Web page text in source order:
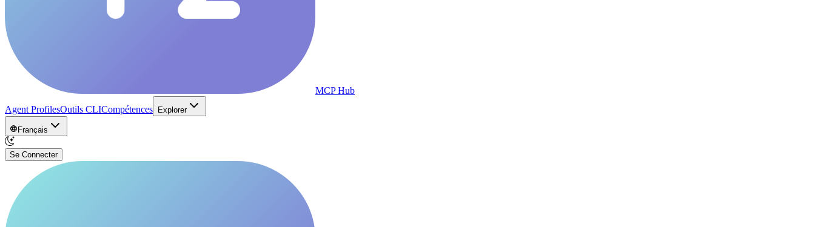
MCP Hub
Agent ProfilesOutils CLICompétences Explorer
Français
Se Connecter